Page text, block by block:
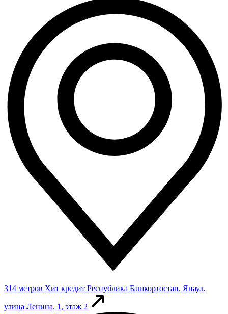
314 метров Хит кредит Республика Башкортостан, Янаул,
улица Ленина, 1, этаж 2